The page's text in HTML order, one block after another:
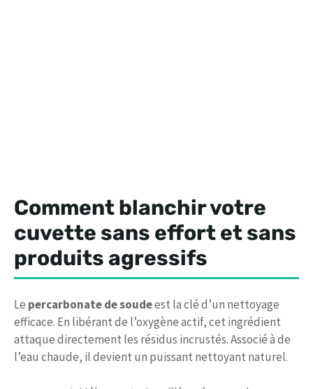
Comment blanchir votre
cuvette sans effort et sans
produits agressifs
Le percarbonate de soudeest la clé d’un nettoyage
efficace. En libérant de l’oxygène actif, cet ingrédient
attaque directement les résidus incrustés. Associé à de
l’eau chaude, il devient un puissant nettoyant naturel.